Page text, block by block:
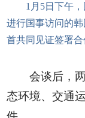
1月5日下午
进行国事访问的
首共同见证签署
会谈后，
态环境、交通